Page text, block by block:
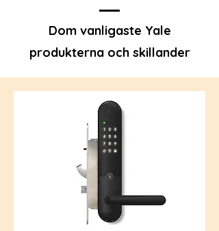
Dom vanligaste Yale
produkterna och skillander